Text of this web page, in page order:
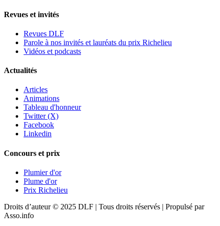
Revues et invités
Revues DLF
Parole à nos invités et lauréats du prix Richelieu
Vidéos et podcasts
Actualités
Articles
Animations
Tableau d'honneur
Twitter (X)
Facebook
Linkedin
Concours et prix
Plumier d'or
Plume d'or
Prix Richelieu
Droits d’auteur © 2025 DLF | Tous droits réservés | Propulsé par
Asso.info